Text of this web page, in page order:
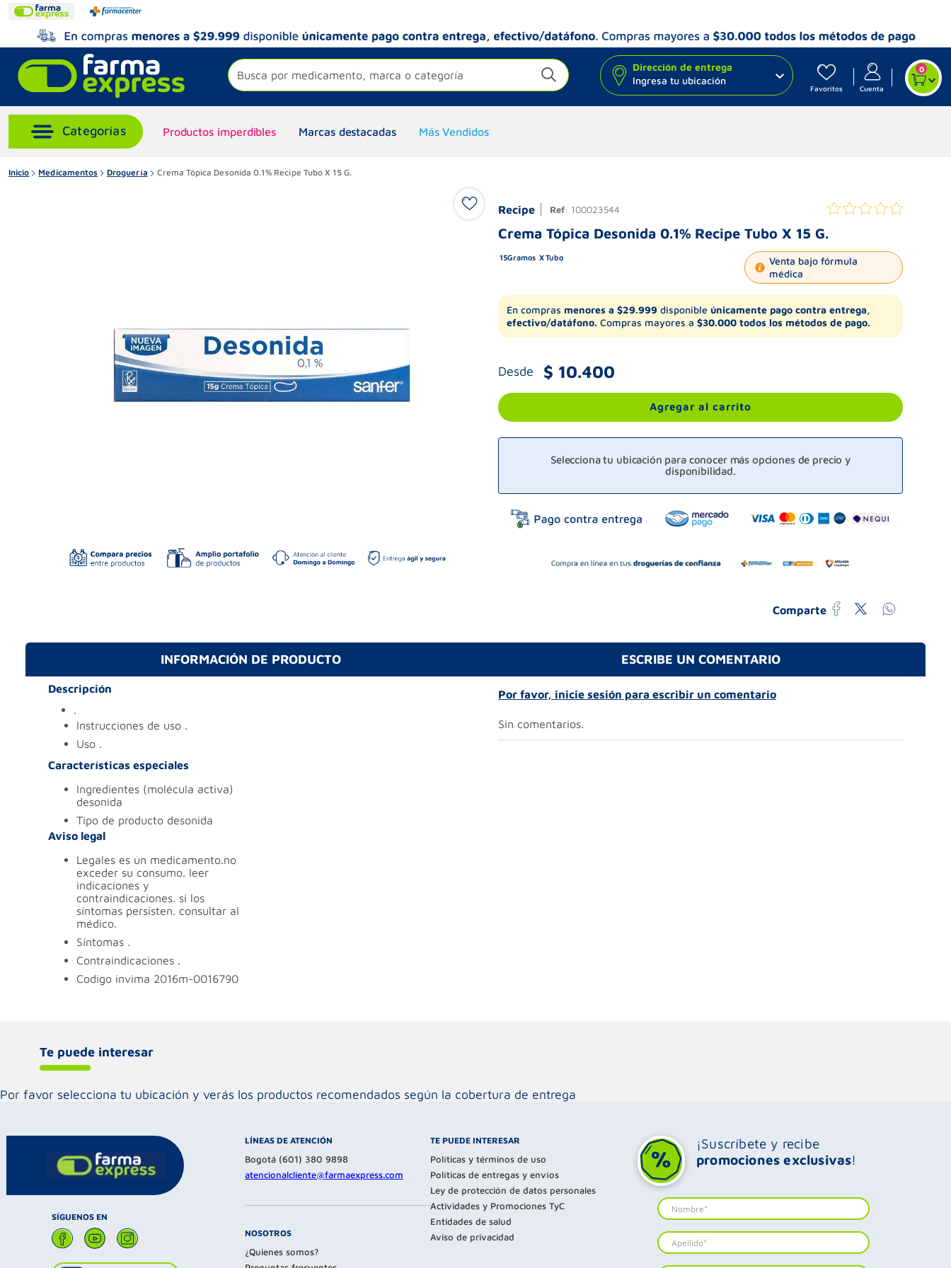
Busca por medicamento, marca o categoría
Dirección de entrega
Ingresa tu ubicación
Favoritos Cuenta
0
Productos imperdibles Marcas destacadas Más Vendidos
Inicio Medicamentos Droguería Crema Tópica Desonida 0.1% Recipe Tubo X 15 G.
Recipe Ref: 100023544
Crema Tópica Desonida 0.1% Recipe Tubo X 15 G.
15Gramos Tubo
Venta bajo fórmula
médica
En compras menores a $29.999 disponible únicamente pago contra entrega,
efectivo/datáfono. Compras mayores a $30.000 todos los métodos de pago.
Desde $ 10.400
Agregar al carrito
Selecciona tu ubicación para conocer más opciones de precio y
disponibilidad.
Comparte
INFORMACIÓN DE PRODUCTO
Descripción
.
instrucciones de uso .
uso .
Características especiales
ingredientes (molécula activa)
desonida
tipo de producto desonida
Aviso legal
legales es un medicamento.no
exceder su consumo. leer
indicaciones y
contraindicaciones. si los
síntomas persisten. consultar al
médico.
síntomas .
contraindicaciones .
codigo invima 2016m-0016790
ESCRIBE UN COMENTARIO
Por favor, inicie sesión para escribir un comentario
Sin comentarios.
Te puede interesar
Por favor selecciona tu ubicación y verás los productos recomendados según la cobertura de entrega
SÍGUENOS EN
LÍNEAS DE ATENCIÓN
Bogotá (601) 380 9898
atencionalcliente@farmaexpress.com
NOSOTROS
¿Quienes somos?
TE PUEDE INTERESAR
Políticas y términos de uso
Políticas de entregas y envíos
Ley de protección de datos personales
Actividades y Promociones TyC
Entidades de salud
Aviso de privacidad
¡Suscríbete y recibe
promociones exclusivas!